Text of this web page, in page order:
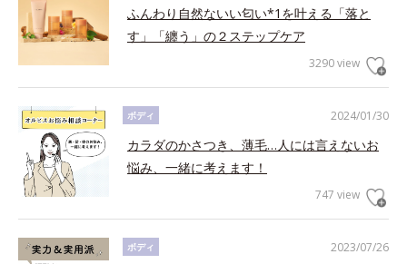
ふんわり自然ないい匂い*1を叶える「落と
す」「纏う」の２ステップケア
3290 view
2024/01/30
ボディ
カラダのかさつき、薄毛…人には言えないお
悩み、一緒に考えます！
747 view
2023/07/26
ボディ